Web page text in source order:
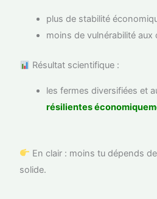
plus de stabilité
moins de vulnérabilité aux
Résultat scientifique :
les fermes diversifiées et
résilientes
En clair : moins tu dépends
solide.